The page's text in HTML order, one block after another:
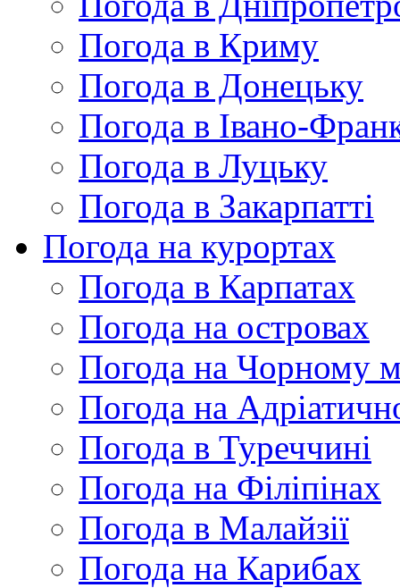
Погода в Криму
Погода в Донецьку
Погода в Івано-
Погода в Луцьку
Погода в Закарпатті
Погода на курортах
Погода в Карпатах
Погода на островах
Погода на Чорному
Погода на
Погода в Туреччині
Погода на Філіпінах
Погода в Малайзії
Погода на Карибах